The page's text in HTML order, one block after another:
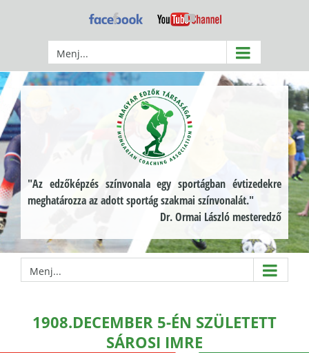
Facebook YouTube
Menj...
"Az edzőképzés színvonala egy sportágban évtizedekre
meghatározza az adott sportág szakmai színvonalát."
Dr. Ormai László mesteredző
Menj...
1908.DECEMBER 5-ÉN SZÜLETETT
SÁROSI IMRE